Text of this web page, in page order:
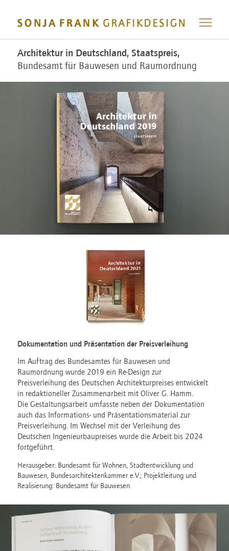
Architektur in Deutschland, Staatspreis,
Bundesamt für Bauwesen und Raumordnung
Dokumentation und Präsentation der Preisverleihung
Im Auftrag des Bundesamtes für Bauwesen und
Raumordnung wurde 2019 ein Re-Design zur
Preisverleihung des Deutschen Architekturpreises entwickelt
in redaktioneller Zusammenarbeit mit Oliver G. Hamm.
Die Gestaltungsarbeit umfasste neben der Dokumentation
auch das Informations- und Präsentationsmaterial zur
Preisverleihung. Im Wechsel mit der Verleihung des
Deutschen Ingenieurbaupreises wurde die Arbeit bis 2024
fortgeführt.
Herausgeber: Bundesamt für Wohnen, Stadtentwicklung und
Bauwesen, Bundesarchitektenkammer e.V.; Projektleitung und
Realisierung: Bundesamt für Bauwesen.